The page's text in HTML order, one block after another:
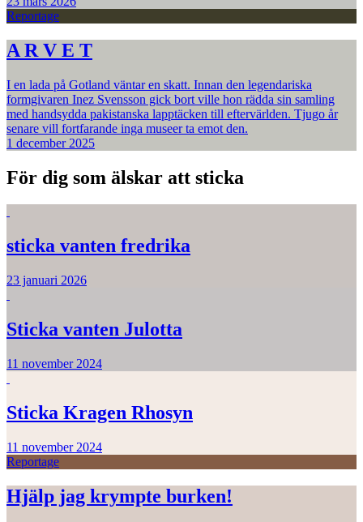
Reportage
A R V E T
I en lada på Gotland väntar en skatt. Innan den legendariska
formgivaren Inez Svensson gick bort ville hon rädda sin samling
med handsydda pakistanska lapptäcken till eftervärlden. Tjugo år
senare vill fortfarande inga museer ta emot den.
1 december 2025
För dig som älskar att sticka
sticka vanten fredrika
23 januari 2026
Sticka vanten Julotta
11 november 2024
Sticka Kragen Rhosyn
11 november 2024
Reportage
Hjälp jag krympte burken!